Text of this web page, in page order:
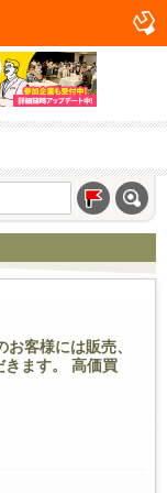
客様には販売、
きます。 高価買